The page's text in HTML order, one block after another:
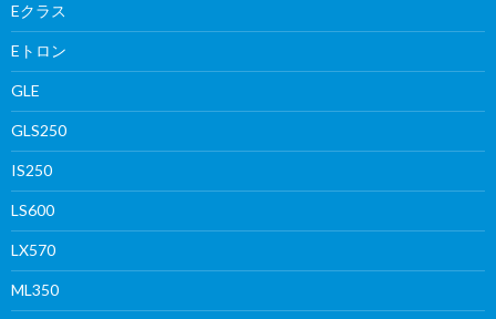
Eクラス
Eトロン
GLE
GLS250
IS250
LS600
LX570
ML350